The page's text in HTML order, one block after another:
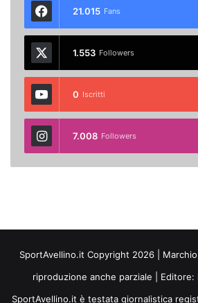
21.015 Fans
1.553 Followers
0 Iscritti
7.008 Followers
SportAvellino.it Copyright 2026 |
riproduzione anche parziale | Editore:
SportAvellino.it è testata giornalistica